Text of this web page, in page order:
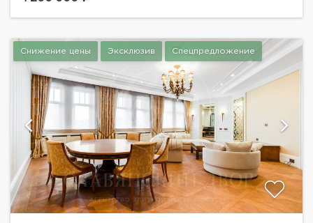
Снижение цены Эксклюзив Спецпредложение